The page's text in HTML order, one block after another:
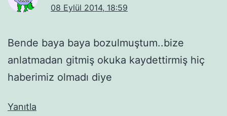
08 Eylül 2014, 18:59
Bende baya baya bozulmuştum..bize
anlatmadan gitmiş okuka kaydettirmiş hiç
haberimiz olmadı diye
Yanıtla